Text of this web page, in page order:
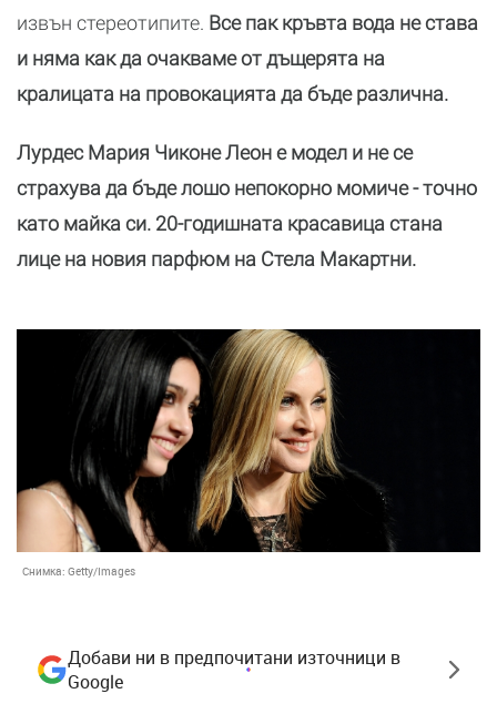
извън стереотипите. Все пак кръвта вода не става
и няма как да очакваме от дъщерята на
кралицата на провокацията да бъде различна.
Лурдес Мария Чиконе Леон е модел и не се
страхува да бъде лошо непокорно момиче - точно
като майка си. 20-годишната красавица стана
лице на новия парфюм на Стела Макартни.
Снимка: Getty/Images
Добави ни в предпочитани източници в
Google